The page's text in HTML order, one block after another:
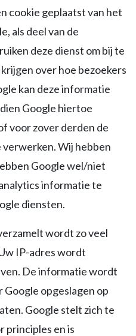
cookie geplaatst van het
als deel van de
deze dienst om bij te
over hoe bezoekers
kan deze informatie
Google hiertoe
voor zover derden de
Wij hebben
Google wel/niet
informatie te
diensten.
wordt zo veel
IP-adres wordt
De informatie wordt
opgeslagen op
Google stelt zich te
principles en is